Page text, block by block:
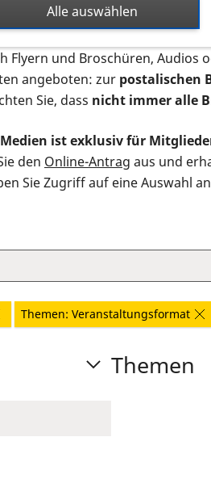
Sie sämtliches Infomaterial der
Flyern und Broschüren, Audios
angeboten: zur postalischen
Sie, dass nicht immer alle
ist exklusiv für
den Online-Antrag aus und
Sie Zugriff auf eine Auswahl
Themen: Veranstaltungsformat
Themen
Alle auswählen